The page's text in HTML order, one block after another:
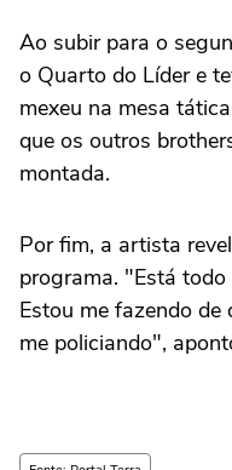
Ao subir para o
o Quarto do Líder e
mexeu na mesa
que os outros
montada.
Por fim, a artista
programa. "Está
Estou me fazendo de
me policiando",